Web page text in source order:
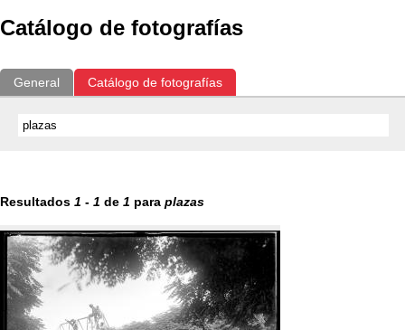
Catálogo de fotografías
General Catálogo de fotografías
Resultados 1 - 1 de 1 para plazas